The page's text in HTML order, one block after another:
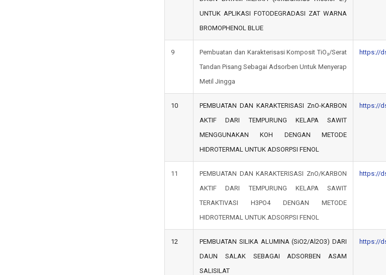
UNTUK APLIKASI FOTODEGRADASI ZAT WARNA
BROMOPHENOL BLUE
9
Pembuatan dan Karakterisasi Komposit TiO₂/Serat
Tandan Pisang Sebagai Adsorben Untuk Menyerap
Metil Jingga
https://
10
PEMBUATAN DAN KARAKTERISASI ZnO-KARBON
AKTIF DARI TEMPURUNG KELAPA SAWIT
MENGGUNAKAN KOH DENGAN METODE
HIDROTERMAL UNTUK ADSORPSI FENOL
https://
11
PEMBUATAN DAN KARAKTERISASI ZnO/KARBON
AKTIF DARI TEMPURUNG KELAPA SAWIT
TERAKTIVASI H3PO4 DENGAN METODE
HIDROTERMAL UNTUK ADSORPSI FENOL
https://
12
PEMBUATAN SILIKA ALUMINA (SiO2/Al2O3) DARI
DAUN SALAK SEBAGAI ADSORBEN ASAM
SALISILAT
https://